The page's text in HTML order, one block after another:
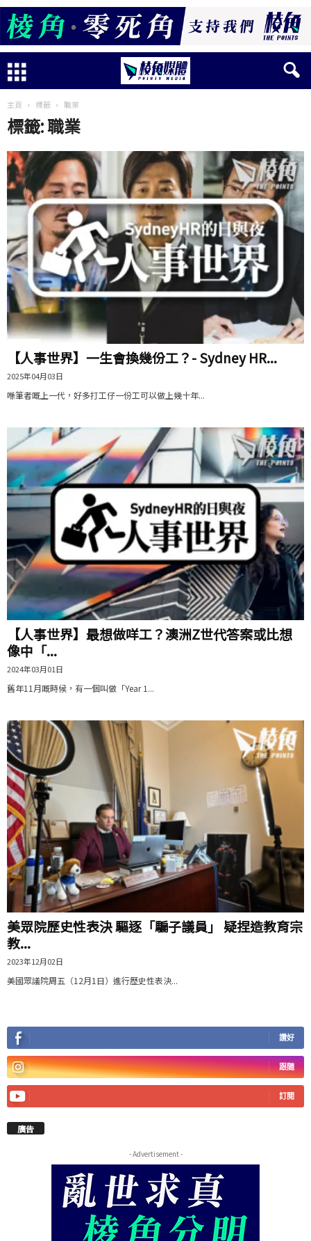
主頁 標籤 職業
標籤: 職業
【人事世界】一生會換幾份工？- Sydney HR...
2025年04月03日
喺筆者嘅上一代，好多打工仔一份工可以做上幾十年...
【人事世界】最想做咩工？澳洲Z世代答案或比想
像中「...
2024年03月01日
舊年11月嘅時候，有一個叫做「Year 1...
美眾院歷史性表決 驅逐「騙子議員」 疑捏造教育宗
教...
2023年12月02日
美國眾議院周五（12月1日）進行歷史性表決...
讚好
跟隨
訂閱
廣告
- Advertisement -